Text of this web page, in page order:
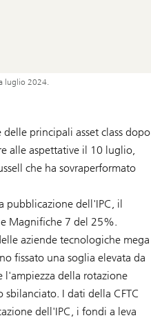
luglio 2024.
principali asset class dopo
alle aspettative il 10 luglio,
che ha sovraperformato
pubblicazione dell'IPC, il
Magnifiche 7 del 25%.
aziende tecnologiche mega
fissato una soglia elevata da
l'ampiezza della rotazione
I dati della CFTC
dell'IPC, i fondi a leva